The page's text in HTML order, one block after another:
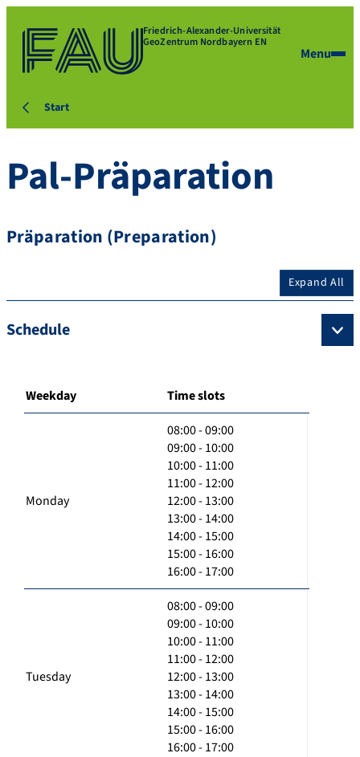
Friedrich-Alexander-Universität
GeoZentrum Nordbayern EN
Menu
Start
Pal-Präparation
Präparation (Preparation)
Expand All
Schedule
Weekday Time slots
Monday
08:00 - 09:00
09:00 - 10:00
10:00 - 11:00
11:00 - 12:00
12:00 - 13:00
13:00 - 14:00
14:00 - 15:00
15:00 - 16:00
16:00 - 17:00
Tuesday
08:00 - 09:00
09:00 - 10:00
10:00 - 11:00
11:00 - 12:00
12:00 - 13:00
13:00 - 14:00
14:00 - 15:00
15:00 - 16:00
16:00 - 17:00